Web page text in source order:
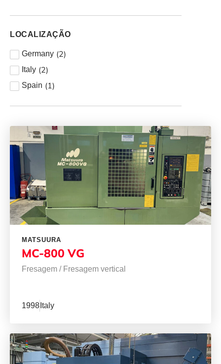
LOCALIZAÇÃO
Germany (2)
Italy (2)
Spain (1)
MATSUURA
MC-800 VG
Fresagem / Fresagem vertical
1998 Italy